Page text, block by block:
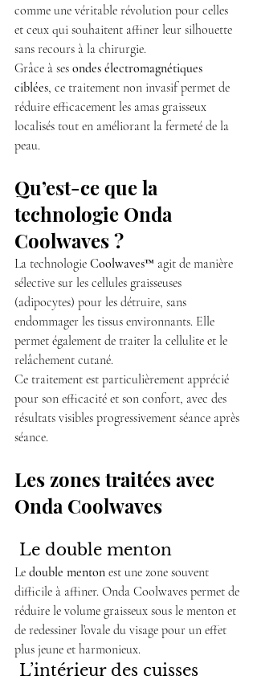
comme une véritable révolution pour celles
et ceux qui souhaitent affiner leur silhouette
sans recours à la chirurgie.
Grâce à ses ondes électromagnétiques
ciblées, ce traitement non invasif permet de
réduire efficacement les amas graisseux
localisés tout en améliorant la fermeté de la
peau.
Qu’est-ce que la
technologie Onda
Coolwaves ?
La technologie Coolwaves™ agit de manière
sélective sur les cellules graisseuses
(adipocytes) pour les détruire, sans
endommager les tissus environnants. Elle
permet également de traiter la cellulite et le
relâchement cutané.
Ce traitement est particulièrement apprécié
pour son efficacité et son confort, avec des
résultats visibles progressivement séance après
séance.
Les zones traitées avec
Onda Coolwaves
Le double menton
Le double menton est une zone souvent
difficile à affiner. Onda Coolwaves permet de
réduire le volume graisseux sous le menton et
de redessiner l’ovale du visage pour un effet
plus jeune et harmonieux.
L’intérieur des cuisses